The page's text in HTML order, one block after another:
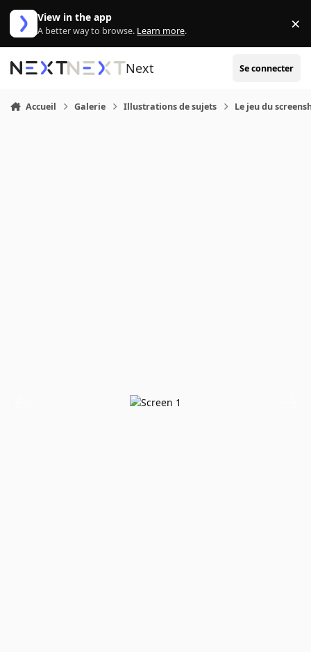
Aller au contenu
View in the app
A better way to browse. Learn more. ×
Next Se connecter
Accueil Galerie Illustrations de sujets Le jeu du